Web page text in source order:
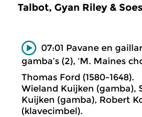
Talbot, Gyan Riley &
07:01 Pavane en
gamba’s (2), ‘M. Maines
Thomas Ford (1580-1648).
Wieland Kuijken (gamba),
Kuijken (gamba), Robert
(klavecimbel).